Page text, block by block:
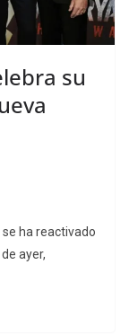
su
ha reactivado
ayer,